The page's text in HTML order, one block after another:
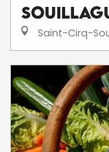
Saint-Cirq-